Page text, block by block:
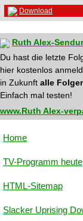
Download
Ruth Alex-
Du hast die letzte
hier kostenlos
in Zukunft alle
Einfach mal testen!
www.Ruth Alex-
Home
TV-Programm heute
HTML-Sitemap
Slacker Uprising